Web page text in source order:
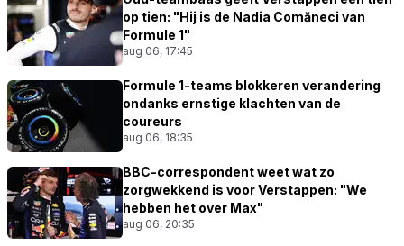
op tien: "Hij is de Nadia Comăneci van
Formule 1"
aug 06, 17:45
Formule 1-teams blokkeren verandering
ondanks ernstige klachten van de
coureurs
aug 06, 18:35
BBC-correspondent weet wat zo
zorgwekkend is voor Verstappen: "We
hebben het over Max"
aug 06, 20:35